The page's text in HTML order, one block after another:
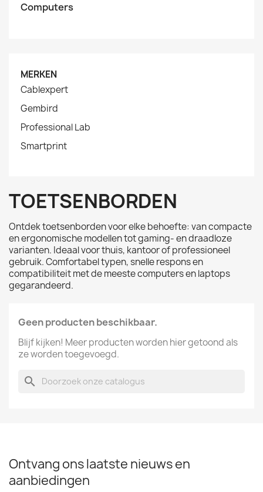
Computers
MERKEN
Cablexpert
Gembird
Professional Lab
Smartprint
TOETSENBORDEN
Ontdek toetsenborden voor elke behoefte: van compacte
en ergonomische modellen tot gaming- en draadloze
varianten. Ideaal voor thuis, kantoor of professioneel
gebruik. Comfortabel typen, snelle respons en
compatibiliteit met de meeste computers en laptops
gegarandeerd.
Geen producten beschikbaar.
Blijf kijken! Meer producten worden hier getoond als
ze worden toegevoegd.
search
Ontvang ons laatste nieuws en
aanbiedingen